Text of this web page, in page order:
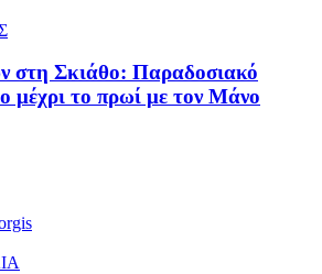
στη Σκιάθο: Παραδοσιακό
μέχρι το πρωί με τον Μάνο